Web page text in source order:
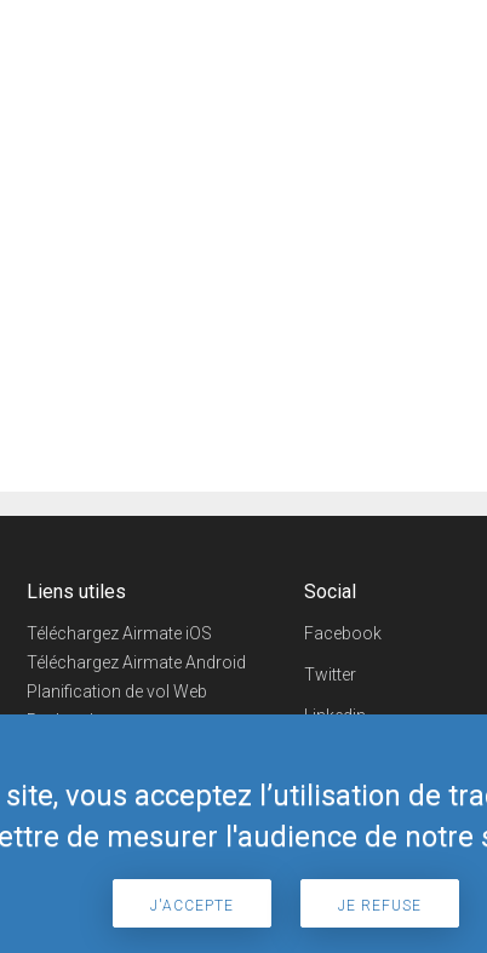
vous acceptez l’utilisation de
de mesurer l'audience de notre
J'ACCEPTE JE REFUSE
Liens utiles
Téléchargez Airmate iOS
Téléchargez Airmate Android
Planification de vol Web
Recherche
Boutique Airmate
Social
Facebook
Twitter
Linkedin
Telegram